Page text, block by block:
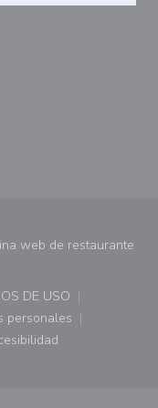
en una nueva
((abre en una
web de restaurante
en una nueva
ventana))
DE USO
((abre en una nueva
personales
una nueva ventana))
ventana))
((abre en una nueva